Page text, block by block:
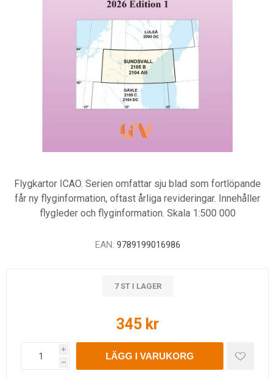
Flygkartor ICAO. Serien omfattar sju blad som fortlöpande
får ny flyginformation, oftast årliga revideringar. Innehåller
flygleder och flyginformation. Skala 1:500 000
EAN: 9789199016986
7 ST I LAGER
345 kr
i
h
LÄGG I VARUKORG